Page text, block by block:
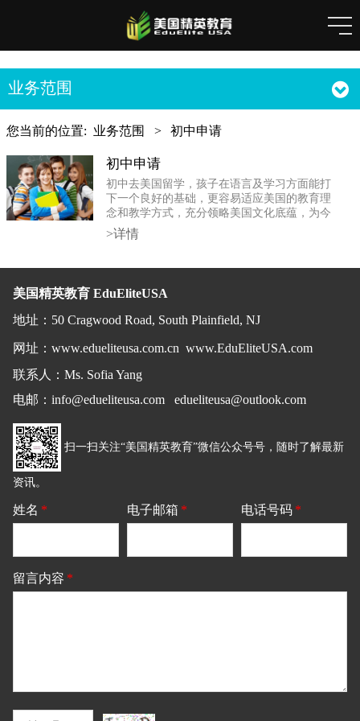
业务范围
您当前的位置: 业务范围 > 初中申请
初中申请
初中去美国留学，孩子在语言及学习方面能打
下一个良好的基础，更容易适应美国的教育理
念和教学方式，充分领略美国文化底蕴，为今
后的升学及工作生活奠定扎实的基础。
>详情
美国精英教育 EduEliteUSA
地址 ： 50 Cragwood Road, South Plainfield, NJ
网址： www.edueliteusa.com.cn www.EduEliteUSA.com
联系人：Ms. Sofia Yang
电邮 ： info@edueliteusa.com edueliteusa@outlook.com
扫一扫关注“美国精英教育”微信公众号号，随时了解最新
资讯。
姓名 * 电子邮箱 * 电话号码 *
留言内容 *